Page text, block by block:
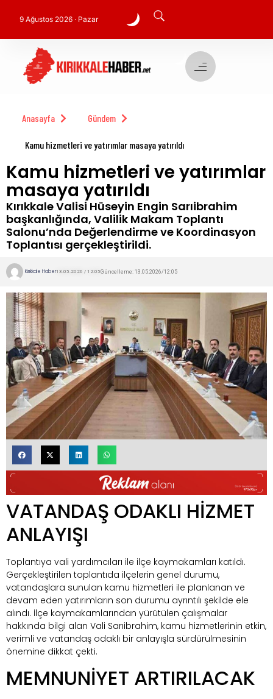
9 Ağustos 2026 · Pazar
Anasayfa Gündem
Kamu hizmetleri ve yatırımlar masaya yatırıldı
Kamu hizmetleri ve yatırımlar
masaya yatırıldı
Kırıkkale Valisi Hüseyin Engin Sarıibrahim
başkanlığında, Valilik Makam Toplantı
Salonu’nda Değerlendirme ve Koordinasyon
Toplantısı gerçekleştirildi.
Kırıkkale Haber13.05.2026 / 12:05Güncelleme: 13.05.2026/12:05
VATANDAŞ ODAKLI HİZMET
ANLAYIŞI
Toplantıya vali yardımcıları ile ilçe kaymakamları katıldı.
Gerçekleştirilen toplantıda ilçelerin genel durumu,
vatandaşlara sunulan kamu hizmetleri ile planlanan ve
devam eden yatırımların son durumu ayrıntılı şekilde ele
alındı. İlçe kaymakamlarından yürütülen çalışmalar
hakkında bilgi alan Vali Sarıibrahim, kamu hizmetlerinin etkin,
verimli ve vatandaş odaklı bir anlayışla sürdürülmesinin
önemine dikkat çekti.
MEMNUNİYET ARTIRILACAK